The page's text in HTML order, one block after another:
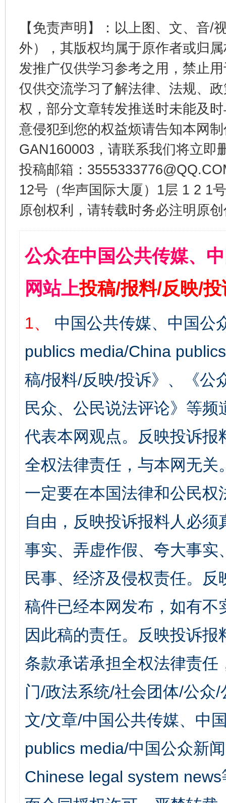
【免责声明】：以上图、文、音/
外），其版权均属于原作者或归
发推广仅供学习参考之用，禁止
仅供交流学习了解法律、法规、
权，部分文章转发推送时未能及
意侵犯到您的权益烦请告知本网
GAN160003，请联系我们将立即
投稿邮箱：
12号（华声国际大厦）1层 1 2 1
原创权利，请转载时务必注明原
公众在中国公共传媒、
网站上投稿/报料/反映/
1、
中国公共传媒、中国公
publics media/China
稿/报料/反映/投诉》、《公
民众、公民说法评论》等
代表本网观点。反映投诉
全权法律责任，与本网无
一定要在本国法律和公民
自由，反映投诉报料人必
事实、弄虚作假、夸大事
民事、经济及侵权责任。
稿件已经本网发布，如有
因此稿的责任。反映投诉
条款承诺承担全权法律责
门/政法系统/社会团体/公众
文/文章/中国公共传媒、中
publics media/中国公众新
Chinese legal system